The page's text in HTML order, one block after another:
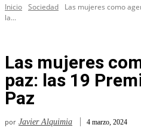
Inicio Sociedad
Las mujeres como
la...
Las mujeres
paz: las 19
Paz
por Javier Alquimia 4 marzo, 2024